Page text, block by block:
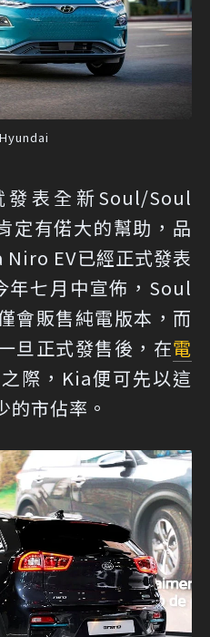
表全新Soul/Soul
定有偌大的幫助，品
EV已經正式發表
年七月中宣佈，Soul
會販售純電版本，而
旦正式發售後，在電
際，Kia便可先以這
的市佔率。